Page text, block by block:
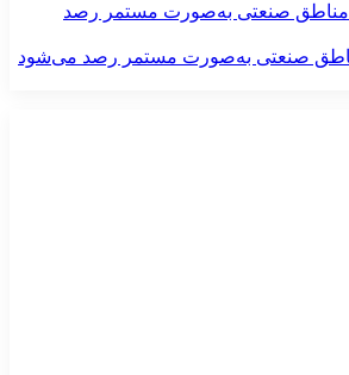
صنعتی به‌صورت مستمر رصد می‌شود